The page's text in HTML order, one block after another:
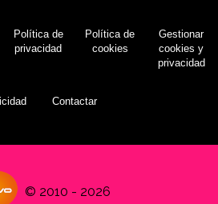
Política de
privacidad
Política de
cookies
Gestionar
cookies y
privacidad
Contactar
© 2010 - 2026